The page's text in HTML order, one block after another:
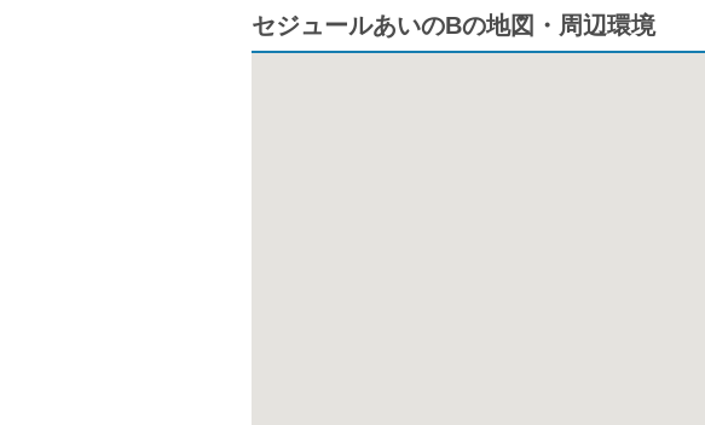
セジュールあいのBの地図・周辺環境